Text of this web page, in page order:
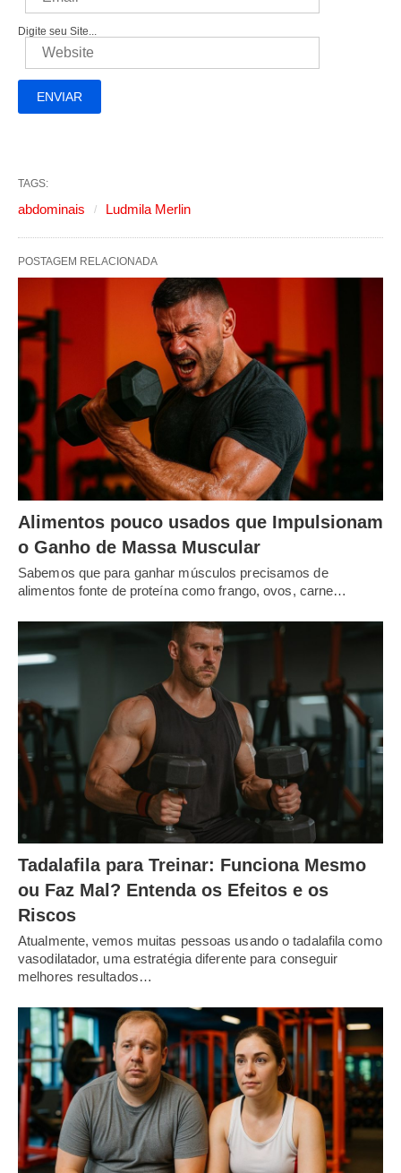
Digite seu Site...
TAGS:
abdominais Ludmila Merlin
POSTAGEM RELACIONADA
Alimentos pouco usados que Impulsionam
o Ganho de Massa Muscular
Sabemos que para ganhar músculos precisamos de
alimentos fonte de proteína como frango, ovos, carne…
Tadalafila para Treinar: Funciona Mesmo
ou Faz Mal? Entenda os Efeitos e os
Riscos
Atualmente, vemos muitas pessoas usando o tadalafila como
vasodilatador, uma estratégia diferente para conseguir
melhores resultados…